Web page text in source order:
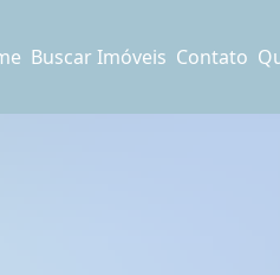
Buscar Imóveis Contato